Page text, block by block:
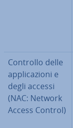
Controllo delle
ap­pli­ca­zio­ni e
degli accessi
(NAC: Network
Access Control)